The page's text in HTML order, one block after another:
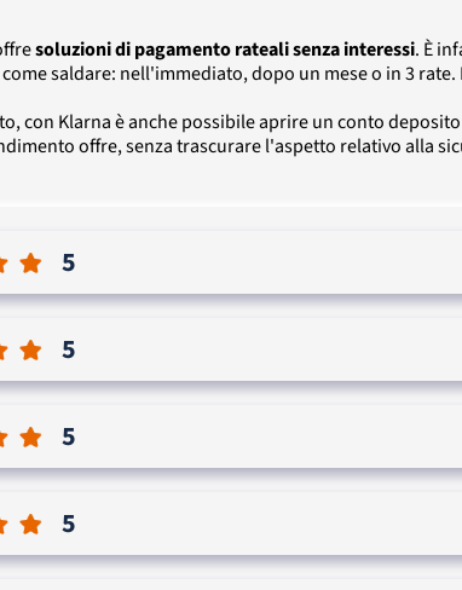
soluzioni di pagamento rateali senza interessi. È
saldare: nell'immediato, dopo un mese o in 3
con Klarna è anche possibile aprire un conto
offre, senza trascurare l'aspetto relativo alla
5
5
5
5